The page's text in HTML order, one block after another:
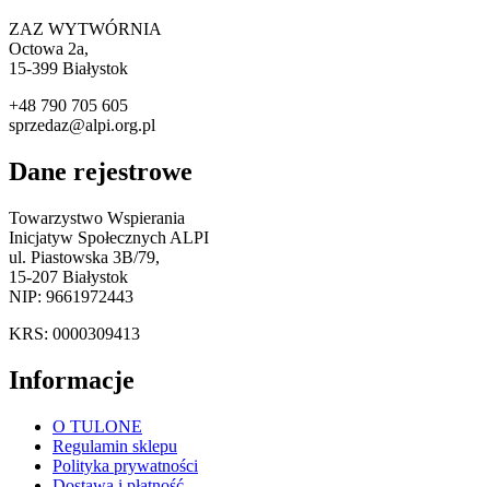
ZAZ WYTWÓRNIA
Octowa 2a,
15-399 Białystok
+48 790 705 605
sprzedaz@alpi.org.pl
Dane rejestrowe
Towarzystwo Wspierania
Inicjatyw Społecznych ALPI
ul. Piastowska 3B/79,
15-207 Białystok
NIP: 9661972443
KRS: 0000309413
Informacje
O TULONE
Regulamin sklepu
Polityka prywatności